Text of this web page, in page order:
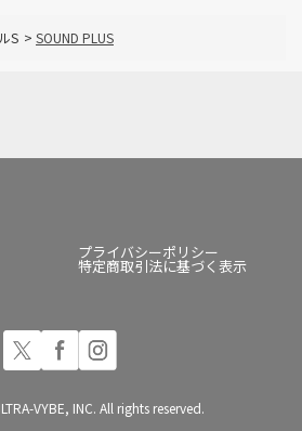
S > SOUND PLUS
プライバシーポリシー
特定商取引法に基づく表示
VYBE, INC. All rights reserved.